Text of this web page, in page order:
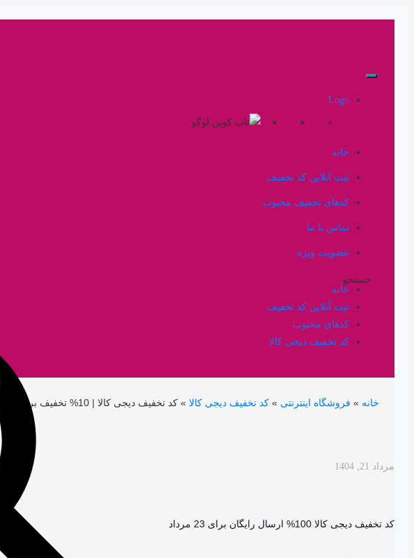
Logo
خانه
ثبت آنلاین کد تخفیف
کدهای تخفیف محبوب
تماس با ما
عضویت ویژه
جستجو
خانه
ثبت آنلاین کد تخفیف
کدهای محبوب
کد تخفیف دیجی کالا
خانه » فروشگاه اینترنتی » کد تخفیف دیجی کالا » کد تخفیف دیجی کالا | 10% تخفیف برای همه
مرداد 21, 1404
کد تخفیف دیجی کالا 100% ارسال رایگان برای 23 مرداد